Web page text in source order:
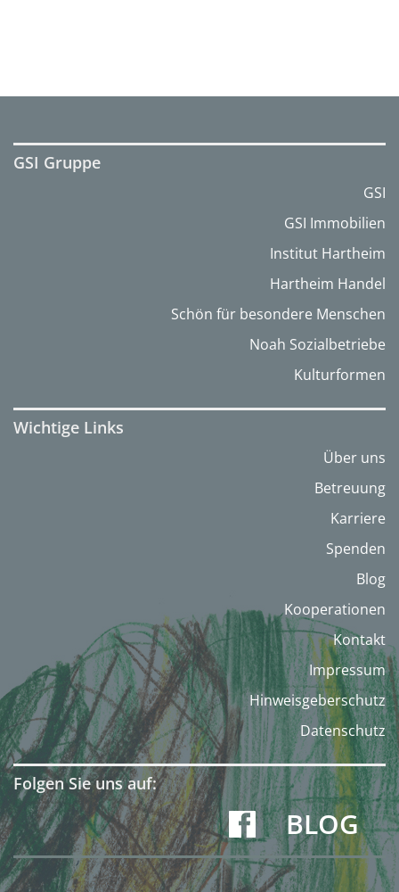
GSI Gruppe
GSI
GSI Immobilien
Institut Hartheim
Hartheim Handel
Schön für besondere Menschen
Noah Sozialbetriebe
Kulturformen
Wichtige Links
Über uns
Betreuung
Karriere
Spenden
Blog
Kooperationen
Kontakt
Impressum
Hinweisgeberschutz
Datenschutz
Folgen Sie uns auf:
BLOG